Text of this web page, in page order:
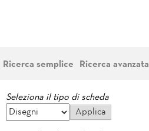
Ricerca semplice Ricerca avanzata
Seleziona il tipo di scheda